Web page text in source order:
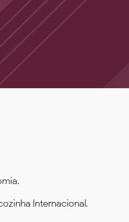
Internacional.